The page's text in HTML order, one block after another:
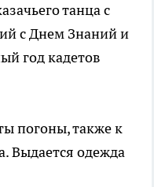
танца с
с Днем Знаний и
год кадетов
погоны, также к
Выдается одежда